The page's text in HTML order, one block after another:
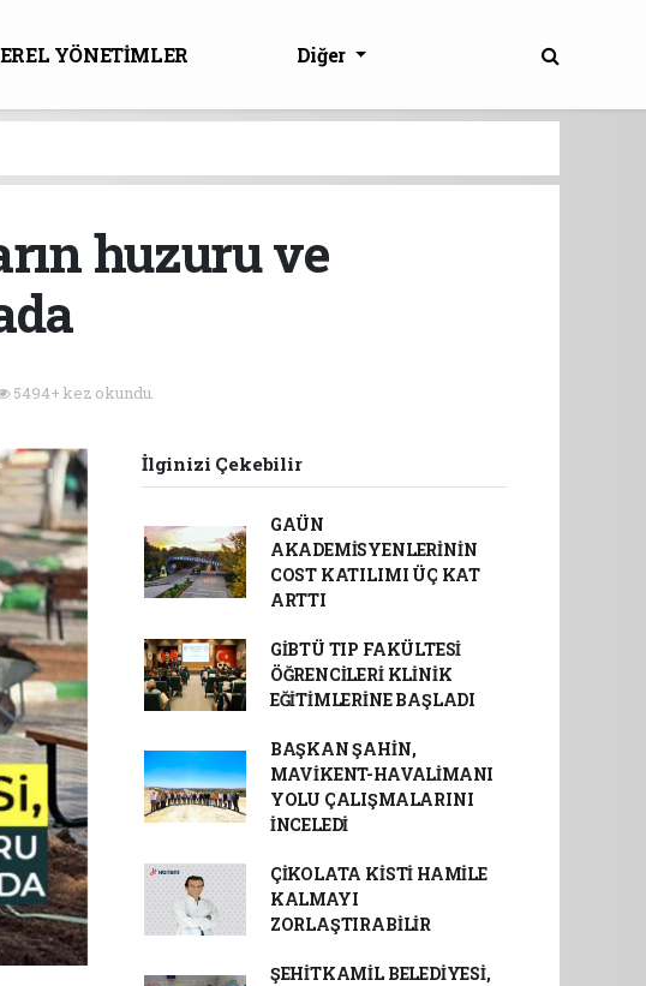
YÖNETİMLER
Diğer
huzuru ve
5494+ kez okundu.
İlginizi Çekebilir
GAÜN
AKADEMİSYENLERİNİN
COST KATILIMI ÜÇ KAT
ARTTI
GİBTÜ TIP FAKÜLTESİ
ÖĞRENCİLERİ KLİNİK
EĞİTİMLERİNE BAŞLADI
BAŞKAN ŞAHİN,
MAVİKENT-HAVALİMANI
YOLU ÇALIŞMALARINI
İNCELEDİ
ÇİKOLATA KİSTİ HAMİLE
KALMAYI
ZORLAŞTIRABİLİR
ŞEHİTKAMİL BELEDİYESİ,